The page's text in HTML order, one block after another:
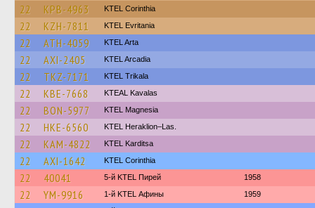
22 KPB-4963 KTEL Corinthia
22 KZH-7811 ΚΤΕL Evritania
22 ATH-4059 KTEL Arta
22 AXI-2405 KTEL Arcadia
22 TKZ-7171 ΚΤΕL Τrikala
22 KBE-7668 KTEAL Kavalas
22 BON-5977 ΚΤΕL Magnesia
22 HKE-6560 KTEL Heraklion–Las.
22 KAM-4822 ΚΤΕL Karditsa
22 AXI-1642 KTEL Corinthia
22 40041 5-й KTEL Пирей 1958
22 YM-9916 1-й KTEL Афины 1959